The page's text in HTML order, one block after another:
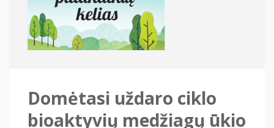
Domėtasi uždaro ciklo
bioaktyvių medžiagų ūkio